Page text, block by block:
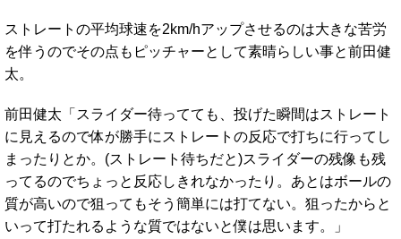
ストレートの平均球速を2km/hアップさせるのは大きな苦労
を伴うのでその点もピッチャーとして素晴らしい事と前田健
太。
前田健太「スライダー待ってても、投げた瞬間はストレート
に見えるので体が勝手にストレートの反応で打ちに行ってし
まったりとか。(ストレート待ちだと)スライダーの残像も残
ってるのでちょっと反応しきれなかったり。あとはボールの
質が高いので狙ってもそう簡単には打てない。狙ったからと
いって打たれるような質ではないと僕は思います。」